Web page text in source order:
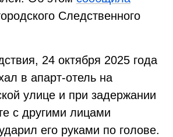
Следственного
24 октября 2025 года
в апарт-отель на
улице и при задержании
с другими лицами
его руками по голове.